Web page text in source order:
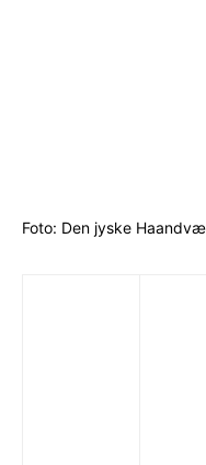
Foto: Den jyske